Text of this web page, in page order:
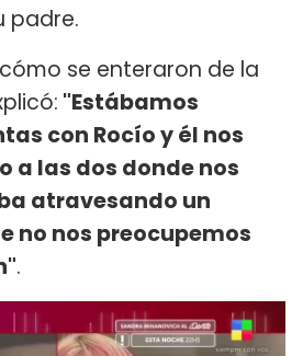
padre.
se enteraron de la
"Estábamos
con Rocío y él nos
a las dos donde nos
atravesando un
no nos preocupemos
.